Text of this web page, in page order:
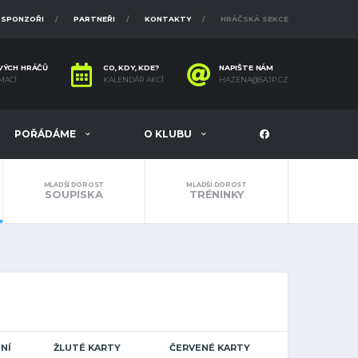
SPONZOŘI PARTNEŘI KONTAKTY HRÁČSKÁ SEKCE
HRÁČŮ
CO, KDY, KDE?
KALENDÁŘ AKCÍ
NAPIŠTE NÁM
HAZENA@SAJP.CZ
POŘÁDÁME O KLUBU
MLADŠÍ DOROST
SOUPISKA
MLADŠÍ DOROST
TRÉNINKY
ŽLUTÉ KARTY ČERVENÉ KARTY